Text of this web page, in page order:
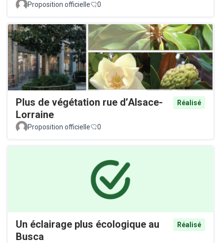
Proposition officielle 0
Plus de végétation rue d’Alsace-
Lorraine
Réalisé
Proposition officielle 0
Un éclairage plus écologique au
Busca
Réalisé